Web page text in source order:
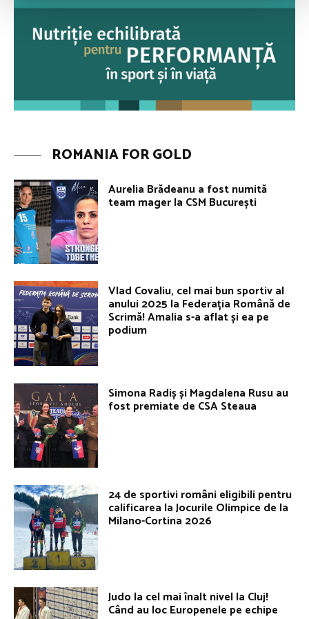
ROMANIA FOR GOLD
Aurelia Brădeanu a fost numită
team mager la CSM București
Vlad Covaliu, cel mai bun sportiv al
anului 2025 la Federația Română de
Scrimă! Amalia s-a aflat și ea pe
podium
Simona Radiș și Magdalena Rusu au
fost premiate de CSA Steaua
24 de sportivi români eligibili pentru
calificarea la Jocurile Olimpice de la
Milano-Cortina 2026
Judo la cel mai înalt nivel la Cluj!
Când au loc Europenele pe echipe